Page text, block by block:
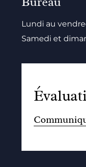
Lundi au
Samedi et